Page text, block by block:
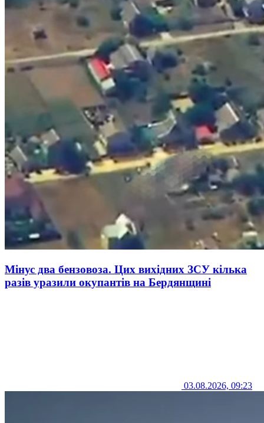
Мінус два бензовоза. Цих вихідних ЗСУ кілька
разів уразили окупантів на Бердянщині
03.08.2026, 09:23